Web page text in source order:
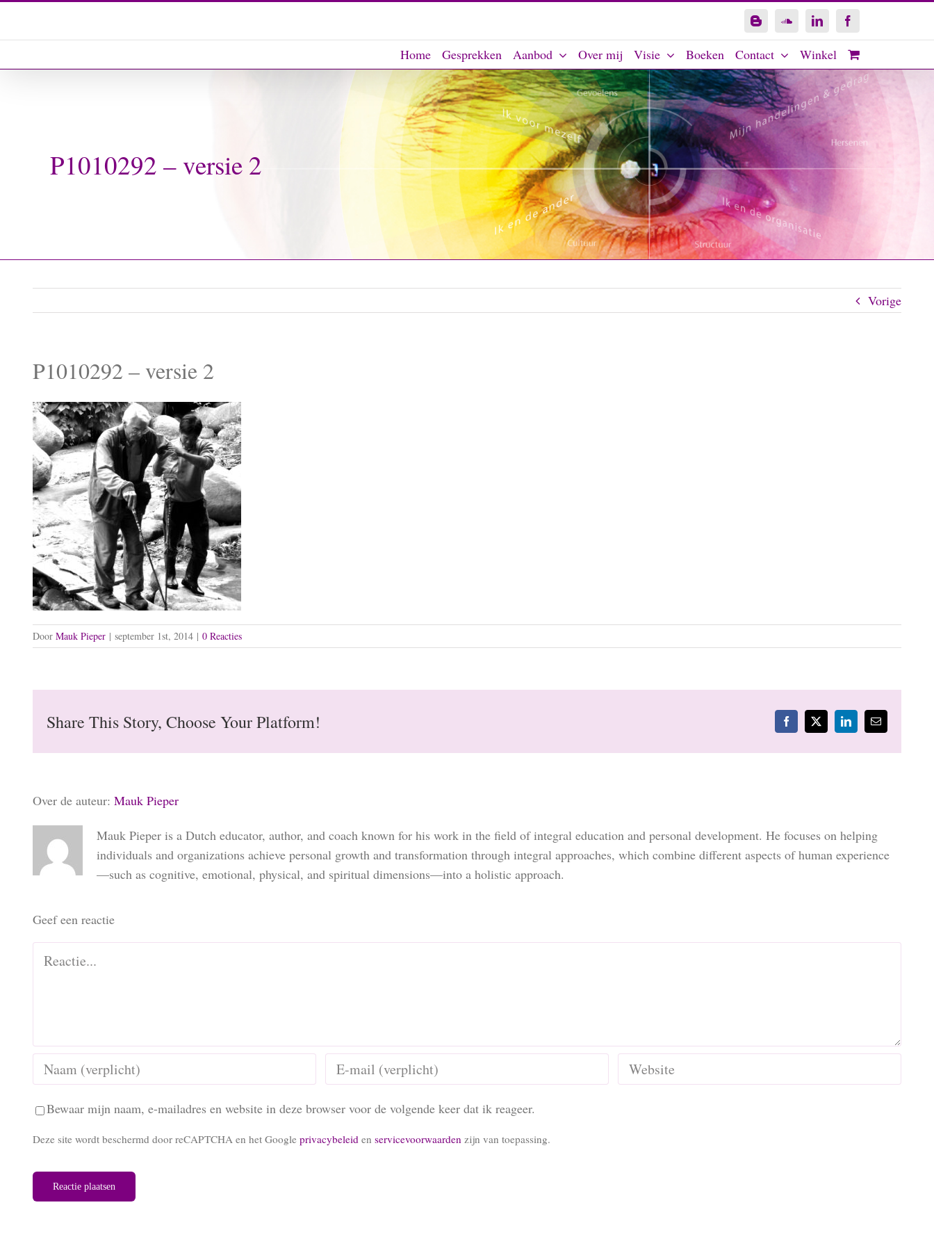
BloggerSoundCloud
LinkedInFacebook
Home Gesprekken Aanbod Over mij Visie Boeken Contact Winkel
P1010292 – versie 2
Vorige
P1010292 – versie 2
Door Mauk Pieper | september 1st, 2014 | 0 Reacties
Share This Story, Choose Your Platform! Facebook
X LinkedIn
E-
mail
Over de auteur: Mauk Pieper
Mauk Pieper is a Dutch educator, author, and coach known for his work in the field of integral education and personal development. He focuses on helping
individuals and organizations achieve personal growth and transformation through integral approaches, which combine different aspects of human experience
—such as cognitive, emotional, physical, and spiritual dimensions—into a holistic approach.
Geef een reactie
Bewaar mijn naam, e-mailadres en website in deze browser voor de volgende keer dat ik reageer.
Deze site wordt beschermd door reCAPTCHA en het Google privacybeleid en servicevoorwaarden zijn van toepassing.